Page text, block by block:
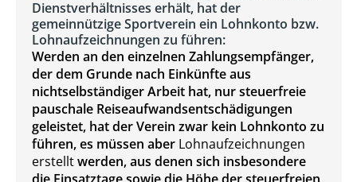
Dienstverhältnisses erhält, hat der
gemeinnützige Sportverein ein Lohnkonto bzw.
Lohnaufzeichnungen zu führen:
Werden an den einzelnen Zahlungsempfänger,
der dem Grunde nach Einkünfte aus
nichtselbständiger Arbeit hat, nur steuerfreie
pauschale Reiseaufwandsentschädigungen
geleistet, hat der Verein zwar kein Lohnkonto zu
führen, es müssen aber Lohnaufzeichnungen
erstelltwerden, aus denen sich insbesondere